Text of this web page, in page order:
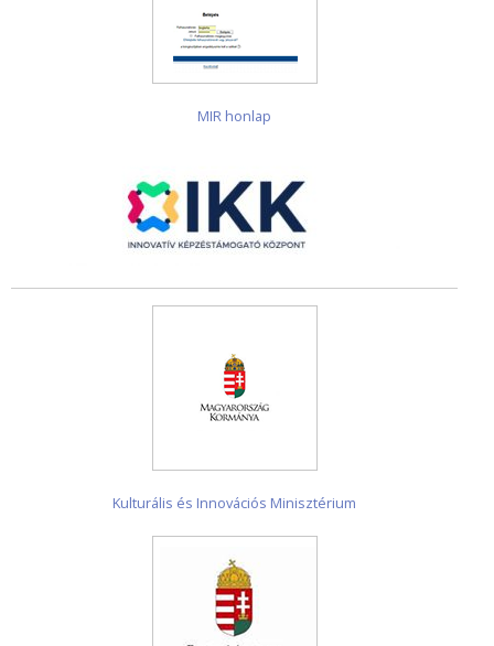
MIR honlap
Kulturális és Innovációs Minisztérium